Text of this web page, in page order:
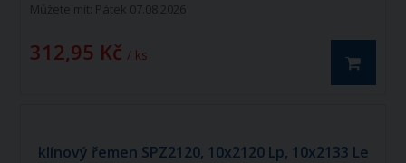
Můžete mít: Pátek 07.08.2026
312,95 Kč / ks
klínový řemen SPZ2120, 10x2120 Lp, 10x2133 Le